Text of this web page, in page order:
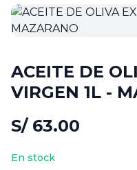
ACEITE DE
VIRGEN 1L -
S/ 63.00
En stock